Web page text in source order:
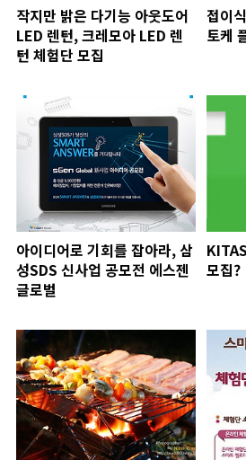
작지만 밝은 다기능 아웃도어
LED 렌턴, 크레모아 LED 렌
턴 체험단 모집
접이
토케
아이디어로 기회를 잡아라, 삼
성SDS 신사업 공모전 에스젠
글로벌
모집?